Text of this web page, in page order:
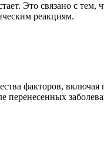
Это связано с тем,
реакциям.
факторов, включая
перенесенных